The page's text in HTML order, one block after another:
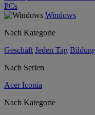
PCs
Windows
Nach Kategorie
Geschäft Jeden Tag Bildung
Nach Serien
Acer Iconia
Nach Kategorie